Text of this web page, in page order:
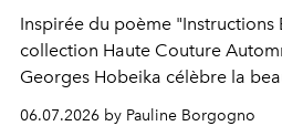
Inspirée du poème "Instructions
collection Haute Couture
Georges Hobeika célèbre la
06.07.2026 by Pauline Borgogno